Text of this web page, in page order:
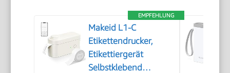
EMPFEHLUNG
Makeid L1-C
Etikettendrucker,
Etikettiergerät
Selbstklebend